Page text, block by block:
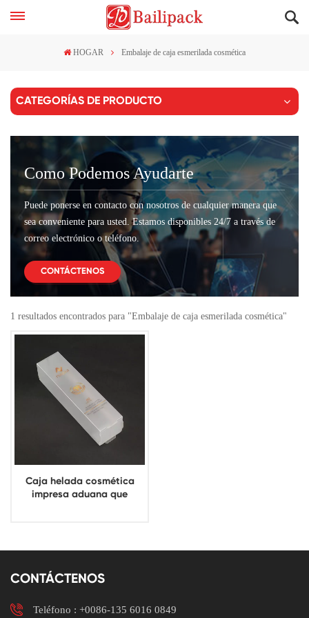
HOGAR Embalaje de caja esmerilada cosmética
CATEGORÍAS DE PRODUCTO
Como Podemos Ayudarte
Puede ponerse en contacto con nosotros de cualquier manera que
sea conveniente para usted. Estamos disponibles 24/7 a través de
correo electrónico o teléfono.
CONTÁCTENOS
1 resultados encontrados para "Embalaje de caja esmerilada cosmética"
Caja helada cosmética
impresa aduana que
CONTÁCTENOS
Teléfono : +0086-135 6016 0849